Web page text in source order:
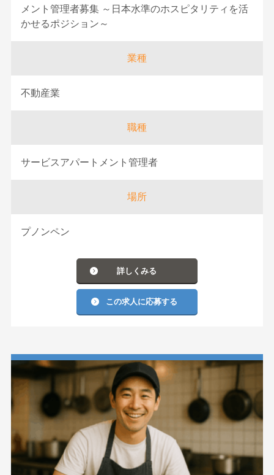
メント管理者募集 ～日本水準のホスピタリティを活
かせるポジション～
業種
不動産業
職種
サービスアパートメント管理者
場所
プノンペン
詳しくみる
この求人に応募する